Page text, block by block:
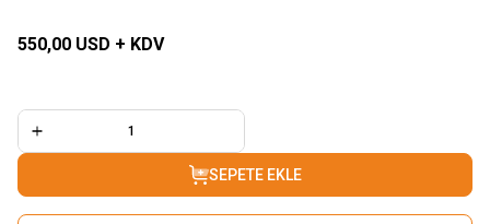
550,00 USD + KDV
SEPETE EKLE